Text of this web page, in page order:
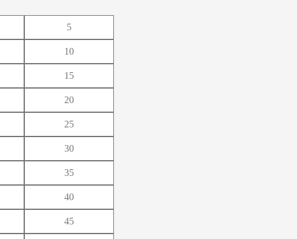
そ
と
の
ほ
も
よ
ろ
5
10
15
20
25
30
35
40
45